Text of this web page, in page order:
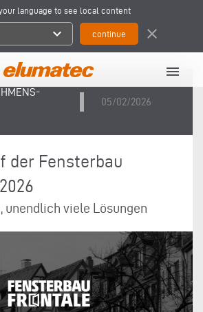
language to see local content
expand_more close
menu
05/02/2026
der Fensterbau
unendlich viele Lösungen